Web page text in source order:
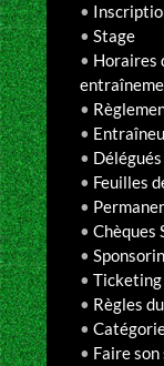
•
• Stage
• Horaires
•
•
• Délégués
• Feuilles
•
• Chèques
•
• Ticketing
• Règles
•
• Faire son